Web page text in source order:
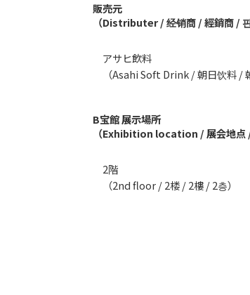
販売元
（Distributer / 经销商 / 經銷商 / 판
アサヒ飲料
（Asahi Soft Drink / 朝日饮料 /
B宝館 展示場所
（Exhibition location / 展会地点 /
2階
（2nd floor / 2楼 / 2樓 / 2층）